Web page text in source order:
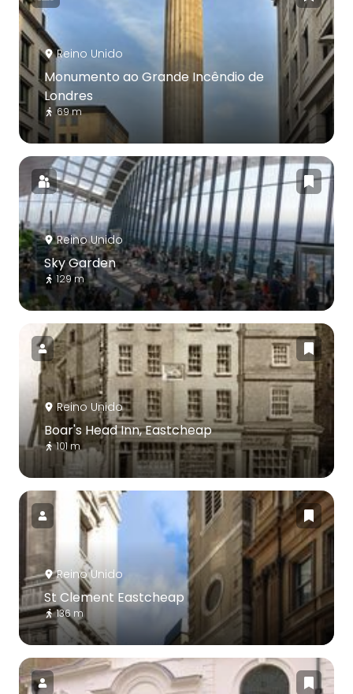
Reino Unido
Monumento ao Grande Incêndio de
Londres
69 m
Reino Unido
Sky Garden
129 m
Reino Unido
Boar's Head Inn, Eastcheap
101 m
Reino Unido
St Clement Eastcheap
136 m